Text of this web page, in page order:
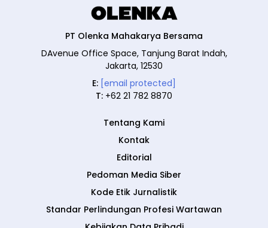
PT Olenka Mahakarya Bersama
DAvenue Office Space, Tanjung Barat Indah,
Jakarta, 12530
E: [email protected]
T: +62 21 782 8870
Tentang Kami
Kontak
Editorial
Pedoman Media Siber
Kode Etik Jurnalistik
Standar Perlindungan Profesi Wartawan